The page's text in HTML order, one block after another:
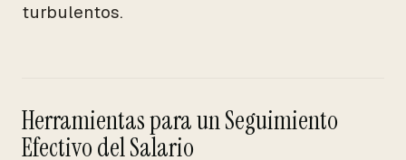
turbulentos.
Herramientas para un Seguimiento
Efectivo del Salario